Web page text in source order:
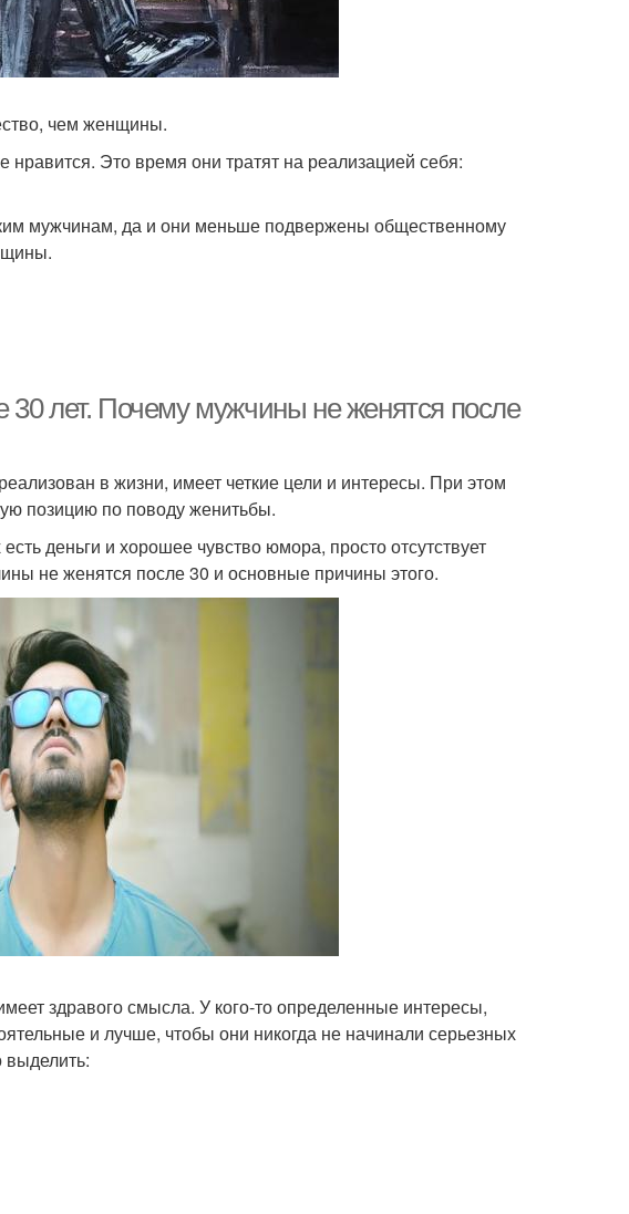
чем женщины.
Это время они тратят на реализацией себя:
мужчинам, да и они меньше подвержены общественному
лет. Почему мужчины не женятся после
в жизни, имеет четкие цели и интересы. При этом
позицию по поводу женитьбы.
деньги и хорошее чувство юмора, просто отсутствует
не женятся после 30 и основные причины этого.
здравого смысла. У кого-то определенные интересы,
и лучше, чтобы они никогда не начинали серьезных